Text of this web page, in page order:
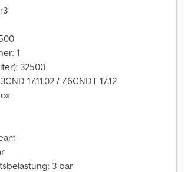
1
32500
17.11.02 / Z6CNDT 17.12
3 bar